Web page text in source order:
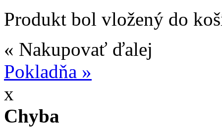
Produkt bol vložený do
« Nakupovať ďalej
Pokladňa »
x
Chyba